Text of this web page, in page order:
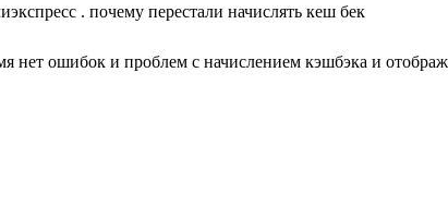
. почему перестали начислять кеш бек
нет ошибок и проблем с начислением кэшбэка и